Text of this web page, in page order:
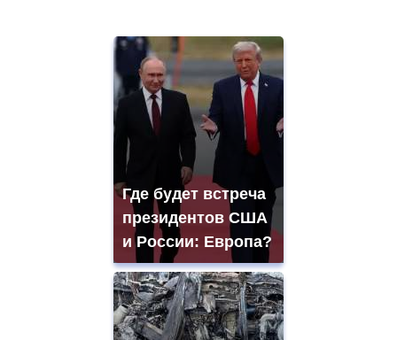
Где будет встреча
президентов США
и России: Европа?